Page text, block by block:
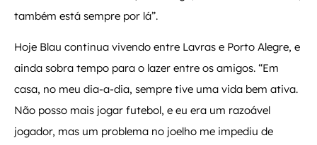
também está sempre por lá”.
Hoje Blau continua vivendo entre Lavras e Porto Alegre, e
ainda sobra tempo para o lazer entre os amigos. “Em
casa, no meu dia-a-dia, sempre tive uma vida bem ativa.
Não posso mais jogar futebol, e eu era um razoável
jogador, mas um problema no joelho me impediu de